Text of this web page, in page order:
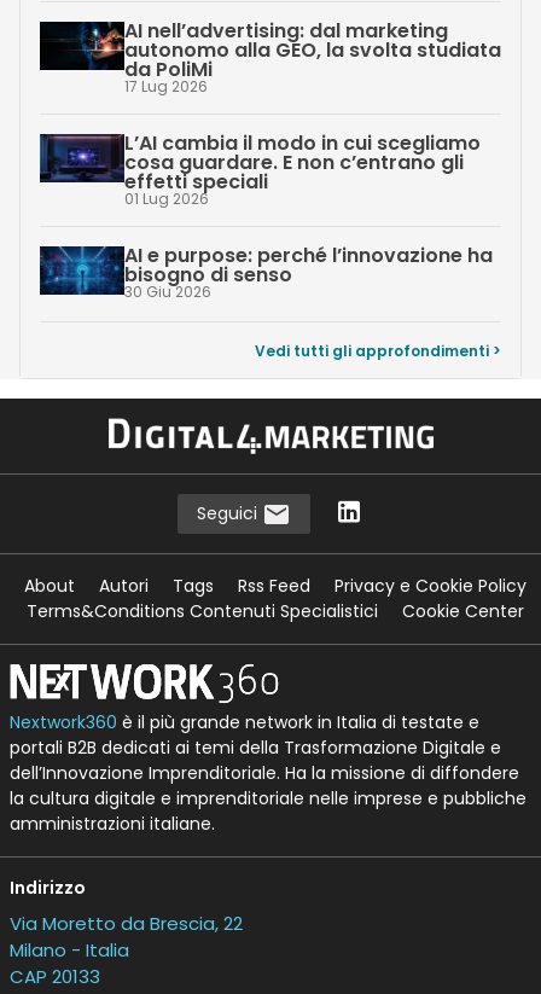
AI nell’advertising: dal marketing
autonomo alla GEO, la svolta studiata
da PoliMi
17 Lug 2026
L’AI cambia il modo in cui scegliamo
cosa guardare. E non c’entrano gli
effetti speciali
01 Lug 2026
AI e purpose: perché l’innovazione ha
bisogno di senso
30 Giu 2026
Vedi tutti gli approfondimenti >
Seguici
About Autori Tags Rss Feed
Privacy e Cookie Policy
Terms&Conditions Contenuti Specialistici
Cookie Center
Nextwork360 è il più grande network in Italia di testate e
portali B2B dedicati ai temi della Trasformazione Digitale e
dell’Innovazione Imprenditoriale. Ha la missione di diffondere
la cultura digitale e imprenditoriale nelle imprese e pubbliche
amministrazioni italiane.
Indirizzo
Via Moretto da Brescia, 22
Milano - Italia
CAP 20133